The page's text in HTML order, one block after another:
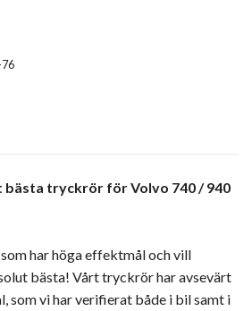
bästa tryckrör för Volvo 740 / 940
har höga effektmål och vill
bästa! Vårt tryckrör har avsevärt
som vi har verifierat både i bil samt i